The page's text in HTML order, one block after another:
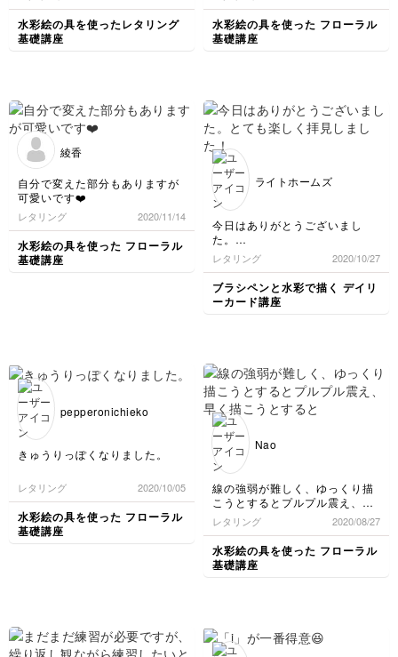
はきれいというポイントを沢山
教えてもらい勉強になりまし
た！
すぐにやってみたくて手元にあ
す。今度はちゃんと水筆で再チ
ャレンジしてみます！
水彩絵の具を使ったレタリング
基礎講座
かき楽しいです！
水彩絵の具を使った フローラル
基礎講座
綾香
自分で変えた部分もありますが
可愛いです❤️
レタリング 2020/11/14
水彩絵の具を使った フローラル
基礎講座
ライトホームズ
今日はありがとうございまし
た。
とても楽しく拝見しました！
レタリング 2020/10/27
ブラシペンと水彩で描く デイリ
ーカード講座
pepperonichieko
きゅうりっぽくなりました。
レタリング 2020/10/05
水彩絵の具を使った フローラル
基礎講座
Nao
線の強弱が難しく、ゆっくり描
こうとするとプルプル震え、早
く描こうとすると強弱がなくな
ってしまいます。マッスルメモ
リーが育つまで頑張ります！
レタリング 2020/08/27
水彩絵の具を使った フローラル
基礎講座